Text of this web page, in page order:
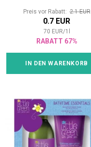
Preis vor Rabatt:2.1 EUR
0.7 EUR
70 EUR/1
RABATT 67%
IN DEN WARENKORB